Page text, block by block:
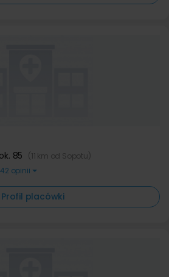
85 (11 km od Sopotu)
opinii
Profil placówki